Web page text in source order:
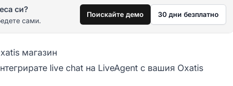
си?
сами.
Поискайте демо 30 дни безплатно
магазин
live chat на LiveAgent с вашия Oxatis